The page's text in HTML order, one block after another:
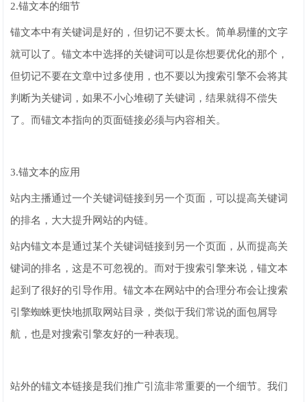
2.锚文本的细节
锚文本中有关键词是好的，但切记不要太长。简单易懂的文字
就可以了。锚文本中选择的关键词可以是你想要优化的那个，
但切记不要在文章中过多使用，也不要以为搜索引擎不会将其
判断为关键词，如果不小心堆砌了关键词，结果就得不偿失
了。而锚文本指向的页面链接必须与内容相关。
3.锚文本的应用
站内主播通过一个关键词链接到另一个页面，可以提高关键词
的排名，大大提升网站的内链。
站内锚文本是通过某个关键词链接到另一个页面，从而提高关
键词的排名，这是不可忽视的。而对于搜索引擎来说，锚文本
起到了很好的引导作用。锚文本在网站中的合理分布会让搜索
引擎蜘蛛更快地抓取网站目录，类似于我们常说的面包屑导
航，也是对搜索引擎友好的一种表现。
站外的锚文本链接是我们推广引流非常重要的一个细节。我们